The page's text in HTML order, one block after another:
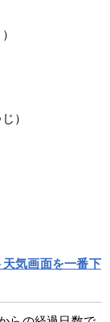
）
気画面を一番下